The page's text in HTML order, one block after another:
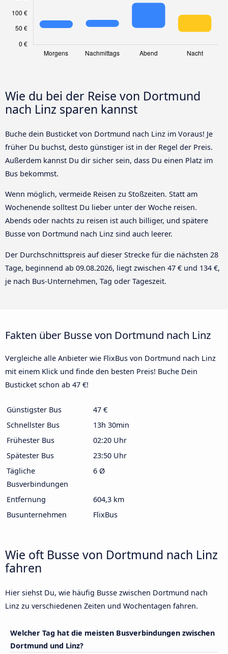
Wie du bei der Reise von Dortmund
nach Linz sparen kannst
Buche dein Busticket von Dortmund nach Linz im Voraus! Je
früher Du buchst, desto günstiger ist in der Regel der Preis.
Außerdem kannst Du dir sicher sein, dass Du einen Platz im
Bus bekommst.
Wenn möglich, vermeide Reisen zu Stoßzeiten. Statt am
Wochenende solltest Du lieber unter der Woche reisen.
Abends oder nachts zu reisen ist auch billiger, und spätere
Busse von Dortmund nach Linz sind auch leerer.
Der Durchschnittspreis auf dieser Strecke für die nächsten 28
Tage, beginnend ab 09.08.2026, liegt zwischen 47 € und 134 €,
je nach Bus-Unternehmen, Tag oder Tageszeit.
Fakten über Busse von Dortmund nach Linz
Vergleiche alle Anbieter wie FlixBus von Dortmund nach Linz
mit einem Klick und finde den besten Preis! Buche Dein
Busticket schon ab 47 €!
Günstigster Bus
47 €
Schnellster Bus
13h 30min
Frühester Bus
02:20 Uhr
Spätester Bus
23:50 Uhr
Tägliche
Busverbindungen
6 Ø
Entfernung
604,3 km
Busunternehmen
FlixBus
Wie oft Busse von Dortmund nach Linz
fahren
Hier siehst Du, wie häufig Busse zwischen Dortmund nach
Linz zu verschiedenen Zeiten und Wochentagen fahren.
Welcher Tag hat die meisten Busverbindungen zwischen
Dortmund und Linz?